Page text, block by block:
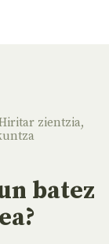
zientzia,
batez